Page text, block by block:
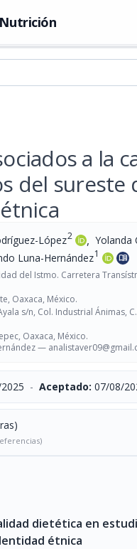
a la
del sureste
López2 , Yolanda
Luna-Hernández1 menu_book
del Istmo. Carretera
Oaxaca, México.
s/n, Col. Industrial Ánimas,
Oaxaca, México.
—
- Aceptado: 07/08/
dietética en
étnica